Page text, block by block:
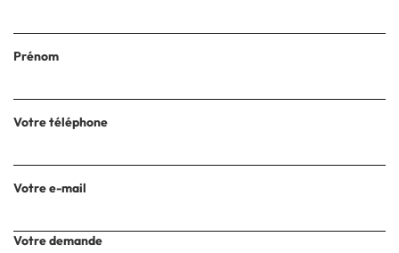
Prénom
Votre téléphone
Votre e-mail
Votre demande